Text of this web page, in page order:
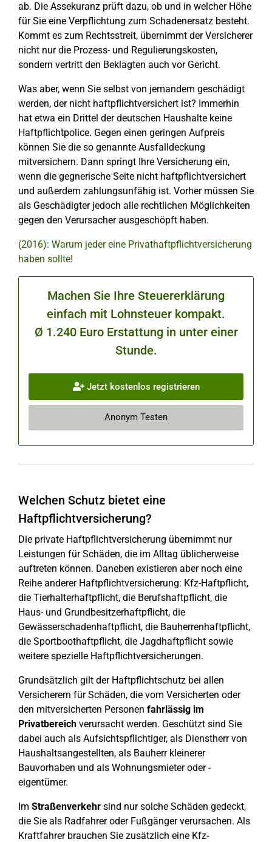
ab. Die Assekuranz prüft dazu, ob und in welcher Höhe
für Sie eine Verpflichtung zum Schadenersatz besteht.
Kommt es zum Rechtsstreit, übernimmt der Versicherer
nicht nur die Prozess- und Regulierungskosten,
sondern vertritt den Beklagten auch vor Gericht.
Was aber, wenn Sie selbst von jemandem geschädigt
werden, der nicht haftpflichtversichert ist? Immerhin
hat etwa ein Drittel der deutschen Haushalte keine
Haftpflichtpolice. Gegen einen geringen Aufpreis
können Sie die so genannte Ausfalldeckung
mitversichern. Dann springt Ihre Versicherung ein,
wenn die gegnerische Seite nicht haftpflichtversichert
und außerdem zahlungsunfähig ist. Vorher müssen Sie
als Geschädigter jedoch alle rechtlichen Möglichkeiten
gegen den Verursacher ausgeschöpft haben.
(2016): Warum jeder eine Privathaftpflichtversicherung
haben sollte!
Machen Sie Ihre Steuererklärung
einfach mit Lohnsteuer kompakt.
Ø 1.240 Euro Erstattung in unter einer
Stunde.
Jetzt kostenlos registrieren
Anonym Testen
Welchen Schutz bietet eine
Haftpflichtversicherung?
Die private Haftpflichtversicherung übernimmt nur
Leistungen für Schäden, die im Alltag üblicherweise
auftreten können. Daneben existieren aber noch eine
Reihe anderer Haftpflichtversicherung: Kfz-Haftpflicht,
die Tierhalterhaftpflicht, die Berufshaftpflicht, die
Haus- und Grundbesitzerhaftpflicht, die
Gewässerschadenhaftpflicht, die Bauherrenhaftpflicht,
die Sportboothaftpflicht, die Jagdhaftpflicht sowie
weitere spezielle Haftpflichtversicherungen.
Grundsätzlich gilt der Haftpflichtschutz bei allen
Versicherern für Schäden, die vom Versicherten oder
den mitversicherten Personen fahrlässig im
Privatbereich verursacht werden. Geschützt sind Sie
dabei auch als Aufsichtspflichtiger, als Dienstherr von
Haushaltsangestellten, als Bauherr kleinerer
Bauvorhaben und als Wohnungsmieter oder -
eigentümer.
Im Straßenverkehr sind nur solche Schäden gedeckt,
die Sie als Radfahrer oder Fußgänger verursachen. Als
Kraftfahrer brauchen Sie zusätzlich eine Kfz-